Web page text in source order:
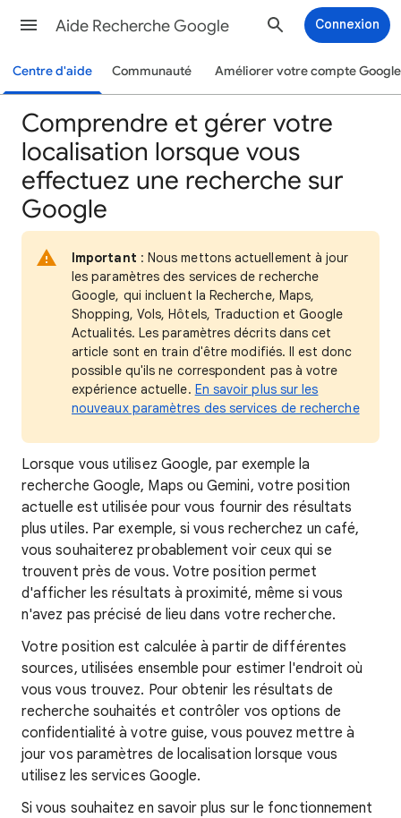
Aide Recherche Google Connexion
Centre d'aide Communauté Améliorer votre compte Google
Comprendre et gérer votre
localisation lorsque vous
effectuez une recherche sur
Google
Important : Nous mettons actuellement à jour
les paramètres des services de recherche
Google, qui incluent la Recherche, Maps,
Shopping, Vols, Hôtels, Traduction et Google
Actualités. Les paramètres décrits dans cet
article sont en train d'être modifiés. Il est donc
possible qu'ils ne correspondent pas à votre
expérience actuelle. En savoir plus sur les
nouveaux paramètres des services de recherche
Lorsque vous utilisez Google, par exemple la
recherche Google, Maps ou Gemini, votre position
actuelle est utilisée pour vous fournir des résultats
plus utiles. Par exemple, si vous recherchez un café,
vous souhaiterez probablement voir ceux qui se
trouvent près de vous. Votre position permet
d'afficher lesrésultats à proximité, même si vous
n'avez pas précisé de lieu dans votre recherche.
Votre position est calculée à partir de différentes
sources, utilisées ensemble pour estimer l'endroit où
vous vous trouvez. Pour obtenir les résultats de
recherche souhaités et contrôler vos options de
confidentialité à votre guise, vous pouvez mettre à
jour vos paramètres de localisation lorsque vous
utilisez les services Google.
Si vous souhaitez en savoir plus sur le fonctionnement